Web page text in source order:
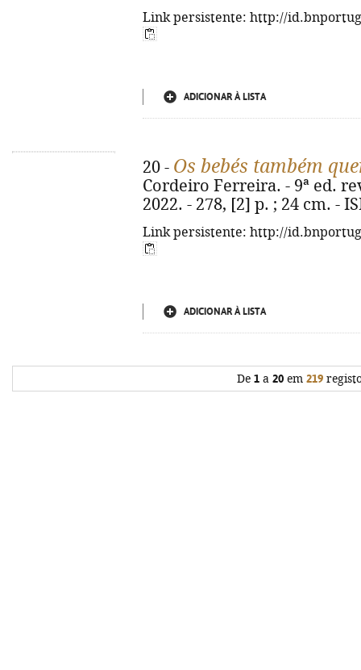
Link persistente: http://
ADICIONAR À LISTA
20 - Os bebés também
Cordeiro Ferreira. - 9ª ed.
2022. - 278, [2] p. ; 24 cm. -
Link persistente: http://
ADICIONAR À LISTA
De 1 a 20 em 219